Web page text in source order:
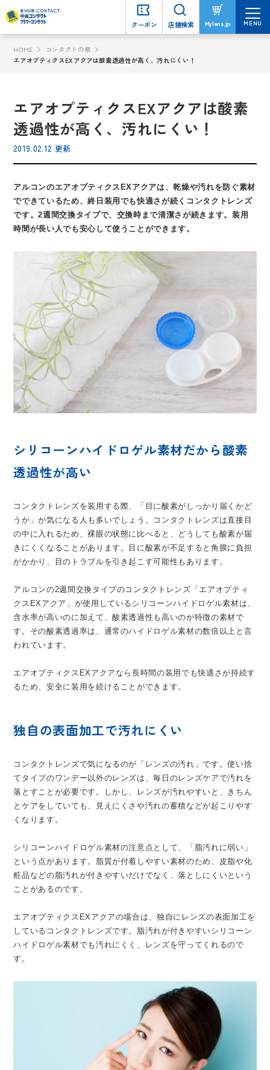
クーポン 店舗検索 Mylens.jp MENU
HOME
コンタクトの泉
エアオプティクスEXアクアは酸素透過性が高く、汚れにくい！
エアオプティクスEXアクアは酸素
透過性が高く、汚れにくい！
2019.02.12 更新
アルコンのエアオプティクスEXアクアは、乾燥や汚れを防ぐ素材
でできているため、終日装用でも快適さが続くコンタクトレンズ
です。2週間交換タイプで、交換時まで清潔さが続きます。装用
時間が長い人でも安心して使うことができます。
シリコーンハイドロゲル素材だから酸素
透過性が高い
コンタクトレンズを装用する際、「目に酸素がしっかり届くかど
うか」が気になる人も多いでしょう。コンタクトレンズは直接目
の中に入れるため、裸眼の状態に比べると、どうしても酸素が届
きにくくなることがあります。目に酸素が不足すると角膜に負担
がかかり、目のトラブルを引き起こす可能性もあります。
アルコンの2週間交換タイプのコンタクトレンズ「エアオプティ
クスEXアクア」が使用しているシリコーンハイドロゲル素材は、
含水率が高いのに加えて、酸素透過性も高いのが特徴の素材で
す。その酸素透過率は、通常のハイドロゲル素材の数倍以上と言
われています。
エアオプティクスEXアクアなら長時間の装用でも快適さが持続す
るため、安全に装用を続けることができます。
独自の表面加工で汚れにくい
コンタクトレンズで気になるのが「レンズの汚れ」です。使い捨
てタイプのワンデー以外のレンズは、毎日のレンズケアで汚れを
落とすことが必要です。しかし、レンズが汚れやすいと、きちん
とケアをしていても、見えにくさや汚れの蓄積などが起こりやす
くなります。
シリコーンハイドロゲル素材の注意点として、「脂汚れに弱い」
という点があります。脂質が付着しやすい素材のため、皮脂や化
粧品などの脂汚れが付きやすいだけでなく、落としにくいという
ことがあるのです。
エアオプティクスEXアクアの場合は、独自にレンズの表面加工を
しているコンタクトレンズです。脂汚れが付きやすいシリコーン
ハイドロゲル素材でも汚れにくく、レンズを守ってくれるので
す。
クーポン 店舗検索 Mylens.jp MENU